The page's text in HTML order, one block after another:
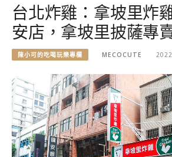
台北炸雞：拿坡里炸
安店，拿坡里披薩專
陳小可的吃喝玩樂專欄 MECOCUTE